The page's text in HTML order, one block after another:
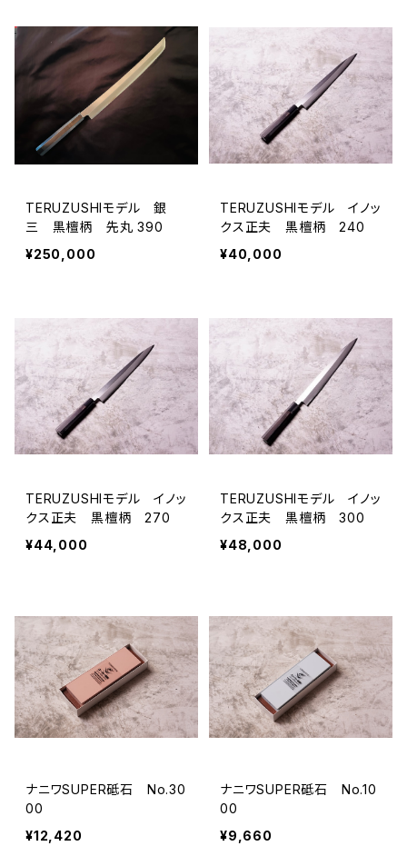
TERUZUSHIモデル 銀
三 黒檀柄 先丸 390
¥250,000
TERUZUSHIモデル イノッ
クス正夫 黒檀柄 240
¥40,000
TERUZUSHIモデル イノッ
クス正夫 黒檀柄 270
¥44,000
TERUZUSHIモデル イノッ
クス正夫 黒檀柄 300
¥48,000
ナニワSUPER砥石 No.30
00
¥12,420
ナニワSUPER砥石 No.10
00
¥9,660